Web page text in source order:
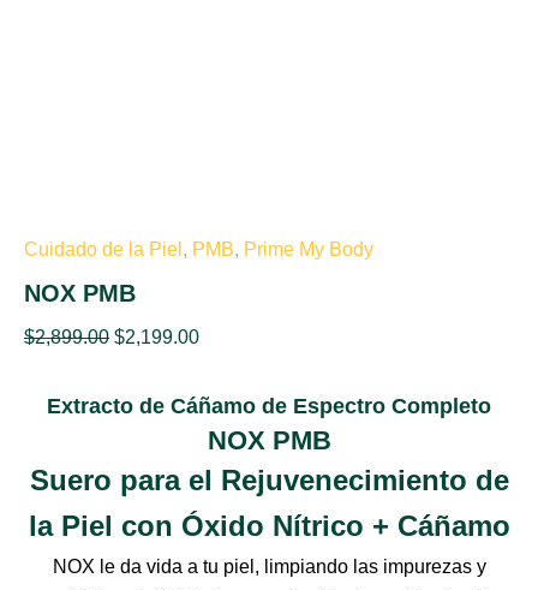
Cuidado de la Piel , PMB, Prime My Body
NOX PMB
$2,899.00 $2,199.00
Extracto de Cáñamo de Espectro Completo
NOX PMB
Suero para el Rejuvenecimiento de
la Piel con Óxido Nítrico + Cáñamo
NOX le da vida a tu piel, limpiando las impurezas y